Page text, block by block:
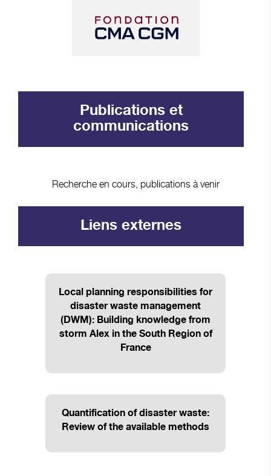
Publications et
communications
Recherche en cours, publications à venir
Liens externes
Local planning responsibilities for
disaster waste management
(DWM): Building knowledge from
storm Alex in the South Region of
France
Quantification of disaster waste:
Review of the available methods